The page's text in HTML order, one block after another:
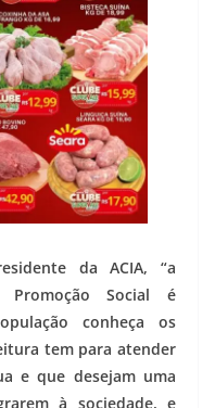
da ACIA, “a
Social é
conheça os
tem para atender
e que desejam uma
à sociedade, e